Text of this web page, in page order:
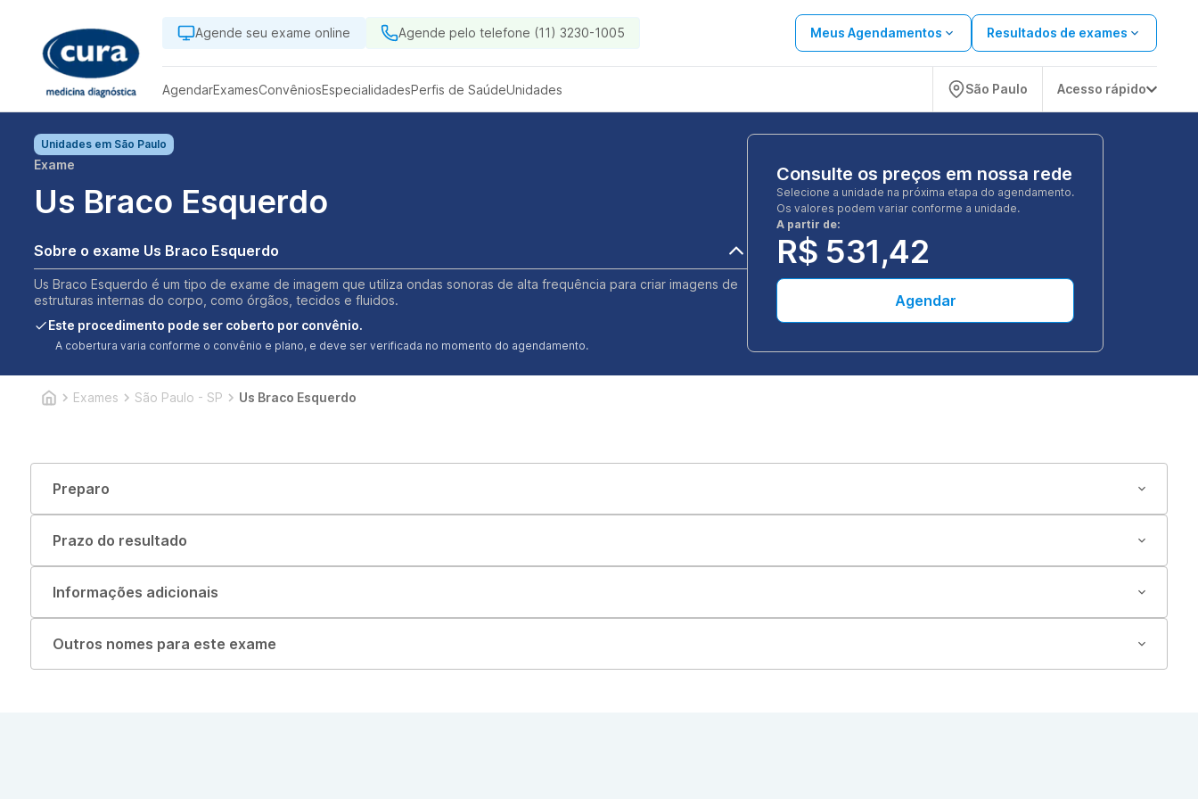
Agende seu exame online Agende pelo telefone (11) 3230-1005 Meus Agendamentos Resultados de exames
AgendarExamesConvêniosEspecialidadesPerfis de SaúdeUnidades São Paulo Acesso rápido
Unidades em São Paulo
Exame
Us Braco Esquerdo
Sobre o exame Us Braco Esquerdo
Us Braco Esquerdo é um tipo de exame de imagem que utiliza ondas sonoras de alta frequência para criar imagens de
estruturas internas do corpo, como órgãos, tecidos e fluidos.
Este procedimento pode ser coberto por convênio.
A cobertura varia conforme o convênio e plano, e deve ser verificada no momento do agendamento.
Consulte os preços em nossa rede
Selecione a unidade na próxima etapa do agendamento.
Os valores podem variar conforme a unidade.
A partir de:
R$ 531,42
Agendar
Exames São Paulo - SP Us Braco Esquerdo
Preparo
Prazo do resultado
Informações adicionais
Outros nomes para este exame